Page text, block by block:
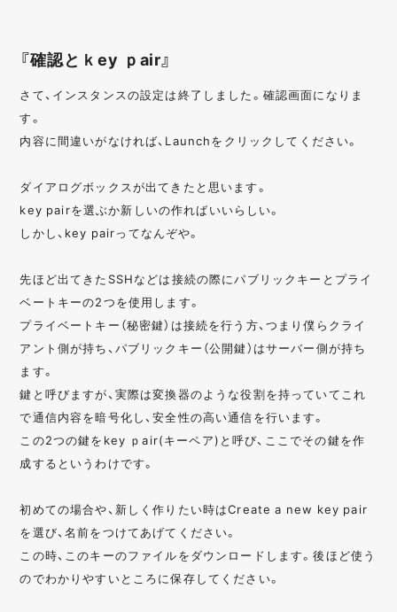
『確認とｋey ｐair』
さて、インスタンスの設定は終了しました。確認画面になりま
す。
内容に間違いがなければ、Launchをクリックしてください。
ダイアログボックスが出てきたと思います。
key pairを選ぶか新しいの作ればいいらしい。
しかし、key pairってなんぞや。
先ほど出てきたSSHなどは接続の際にパブリックキーとプライ
ベートキーの2つを使用します。
プライベートキー（秘密鍵）は接続を行う方、つまり僕らクライ
アント側が持ち、パブリックキー（公開鍵）はサーバー側が持ち
ます。
鍵と呼びますが、実際は変換器のような役割を持っていてこれ
で通信内容を暗号化し、安全性の高い通信を行います。
この2つの鍵をkey ｐair(キーペア)と呼び、ここでその鍵を作
成するというわけです。
初めての場合や、新しく作りたい時はCreate a new key pair
を選び、名前をつけてあげてください。
この時、このキーのファイルをダウンロードします。後ほど使う
のでわかりやすいところに保存してください。